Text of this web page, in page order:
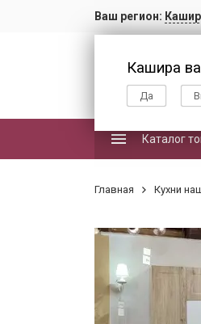
Ваш регион:
Кашира
Да
Каталог
Главная Кухни